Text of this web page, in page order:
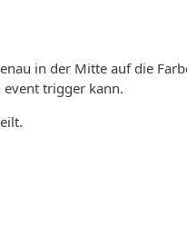
in der Mitte auf die
trigger kann.